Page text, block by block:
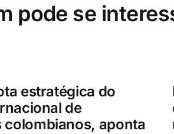
pode se
estratégica do
de
colombianos, aponta